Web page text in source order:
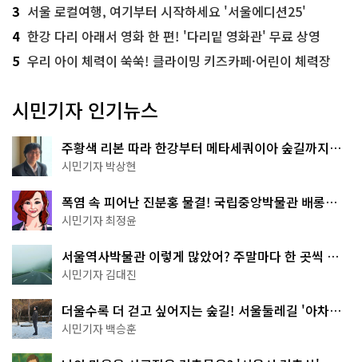
3 서울 로컬여행, 여기부터 시작하세요 '서울에디션25'
4 한강 다리 아래서 영화 한 편! '다리밑 영화관' 무료 상영
5 우리 아이 체력이 쑥쑥! 클라이밍 키즈카페·어린이 체력장
시민기자 인기뉴스
주황색 리본 따라 한강부터 메타세쿼이아 숲길까지…
서울둘레길 15코스
시민기자 박상현
폭염 속 피어난 진분홍 물결! 국립중앙박물관 배롱나
무 명소
시민기자 최정윤
서울역사박물관 이렇게 많았어? 주말마다 한 곳씩 떠
나는 역사 산책
시민기자 김대진
더울수록 더 걷고 싶어지는 숲길! 서울둘레길 '아차산
코스'
시민기자 백승훈